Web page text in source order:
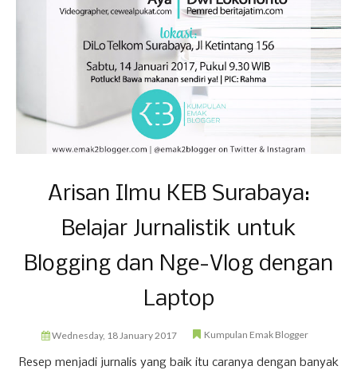
Arisan Ilmu KEB Surabaya:
Belajar Jurnalistik untuk
Blogging dan Nge-Vlog dengan
Laptop
Wednesday, 18 January 2017 Kumpulan Emak Blogger
Resep menjadi jurnalis yang baik itu caranya dengan banyak